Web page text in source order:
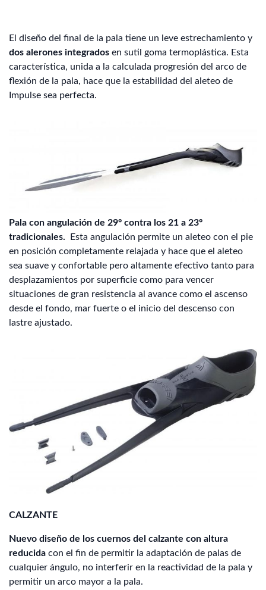
El diseño del final de la pala tiene un leve estrechamiento y
dos alerones integrados en sutil goma termoplástica. Esta
característica, unida a la calculada progresión del arco de
flexión de la pala, hace que la estabilidad del aleteo de
Impulse sea perfecta.
Pala con angulación de 29º contra los 21 a 23º
tradicionales. Esta angulación permite un aleteo con el pie
en posición completamente relajada y hace que el aleteo
sea suave y confortable pero altamente efectivo tanto para
desplazamientos por superficie como para vencer
situaciones de gran resistencia al avance como el ascenso
desde el fondo, mar fuerte o el inicio del descenso con
lastre ajustado.
CALZANTE
Nuevo diseño de los cuernos del calzante con altura
reducida con el fin de permitir la adaptación de palas de
cualquier ángulo, no interferir en la reactividad de la pala y
permitir un arco mayor a la pala.